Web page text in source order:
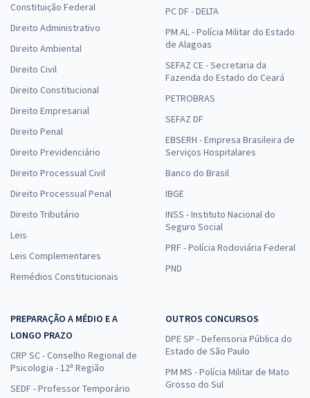
Constituição Federal
Direito Administrativo
Direito Ambiental
Direito Civil
Direito Constitucional
Direito Empresarial
Direito Penal
Direito Previdenciário
Direito Processual Civil
Direito Processual Penal
Direito Tributário
Leis
Leis Complementares
Remédios Constitucionais
PC DF - DELTA
PM AL - Polícia Militar do Estado
de Alagoas
SEFAZ CE - Secretaria da
Fazenda do Estado do Ceará
PETROBRAS
SEFAZ DF
EBSERH - Empresa Brasileira de
Serviços Hospitalares
Banco do Brasil
IBGE
INSS - Instituto Nacional do
Seguro Social
PRF - Polícia Rodoviária Federal
PND
PREPARAÇÃO A MÉDIO E A
LONGO PRAZO
CRP SC - Conselho Regional de
Psicologia - 12ª Região
SEDF - Professor Temporário
OUTROS CONCURSOS
DPE SP - Defensoria Pública do
Estado de São Paulo
PM MS - Polícia Militar de Mato
Grosso do Sul